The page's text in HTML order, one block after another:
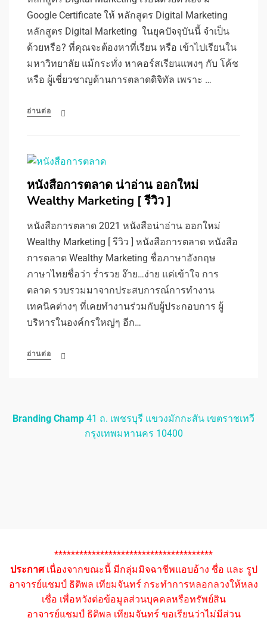
Google Certificate ให้ หลักสูตร Digital Marketing
หลักสูตร Digital Marketing ในยุคปัจจุบันนี้ จำเป็น
ด้วยหรือ? ที่คุณจะต้องหาที่เรียน หรือ เข้าไปเรียนใน
มหาวิทยาลัย แม้กระทั่ง หาคอร์สเรียนแพงๆ กับ โค้ช
หรือ ผู้เชี่ยวชาญด้านการตลาดดิจิทัล เพราะ …
อ่านต่อ
หนังสือการตลาด น่าอ่าน ออกใหม่
Wealthy Marketing [ รีวิว ]
หนังสือการตลาด 2021 หนังสือน่าอ่าน ออกใหม่
Wealthy Marketing [ รีวิว ] หนังสือการตลาด หนังสือ
การตลาด Wealthy Marketing ชื่อภาษาอังกฤษ
ภาษาไทยชื่อว่า ร่ำรวย ง๊าย…ง่าย แค่เข้าใจ การ
ตลาด รวบรวมมาจากประสบการณ์การทำงาน
เทคนิคต่างๆ ที่เคยทำงานร่วมกับผู้ประกอบการ ผู้
บริหารในองค์กรใหญ่ๆ อีก…
อ่านต่อ
Branding Champ 41 ถ. เพชรบุรี แขวงมักกะสัน เขตราชเทวี
กรุงเทพมหานคร 10400
**************************************
ประกาศเนื่องจากขณะนี้ มีกลุ่มมิจฉาชีพแอบอ้าง ชื่อ และ รูป
อาจารย์แชมป์ ธิติพล เทียมจันทร์ กระทำการหลอกลวงให้หลง
เชื่อ เพื่อหวังต่อข้อมูลส่วนบุคคลหรือทรัพย์สิน
อาจารย์แชมป์ ธิติพล เทียมจันทร์ ขอเรียนว่าไม่มีส่วน